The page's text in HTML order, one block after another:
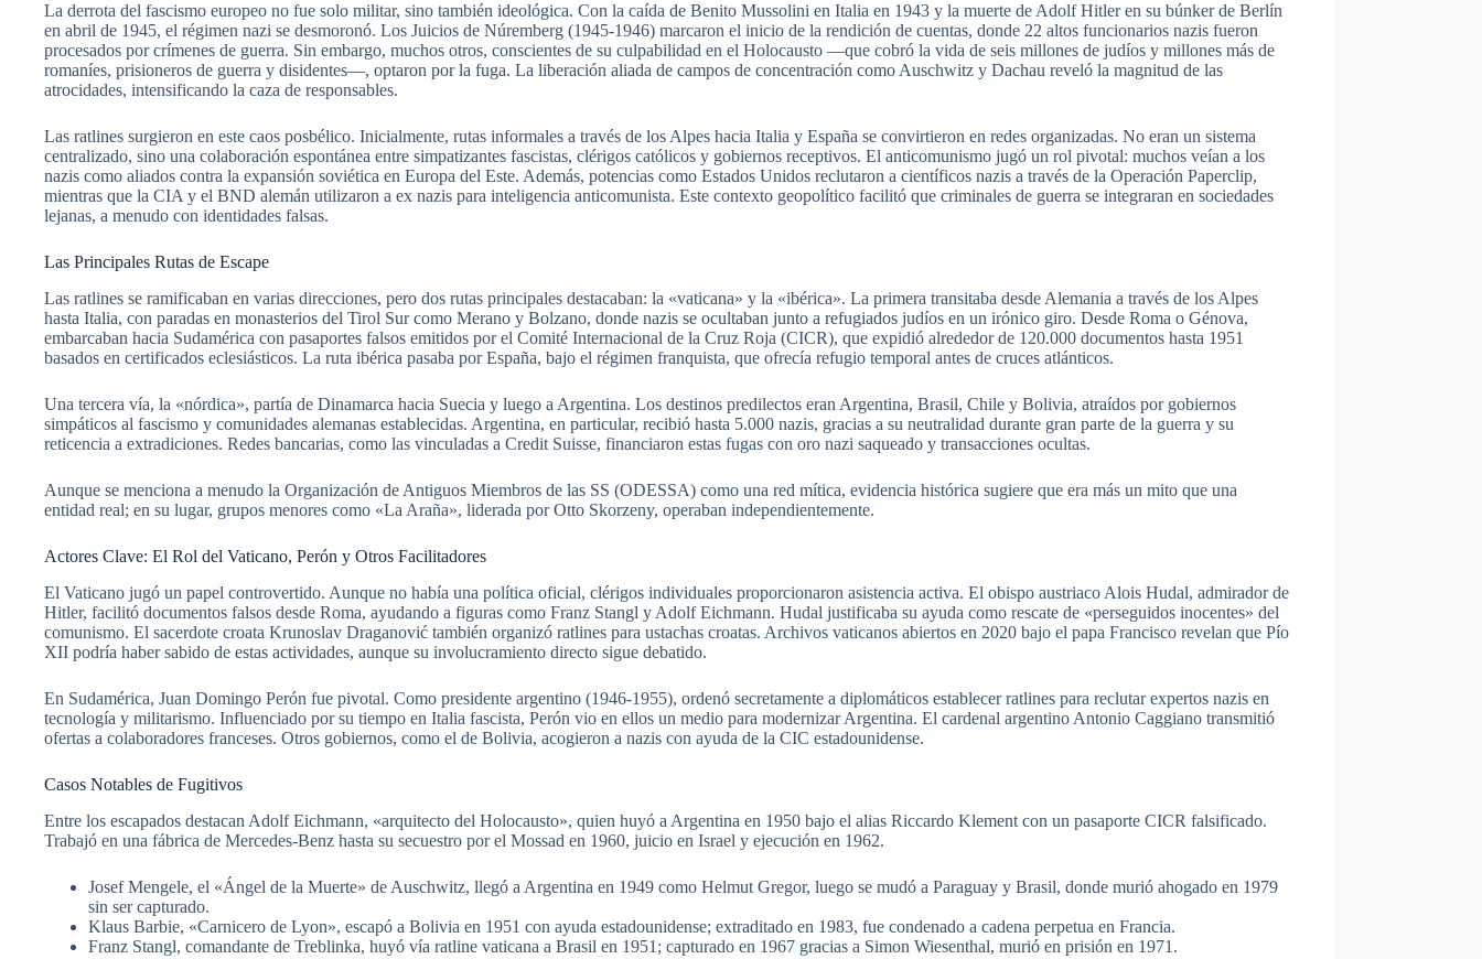
La derrota del fascismo europeo no fue solo militar, sino también ideológica. Con la caída de Benito Mussolini en Italia en 1943 y la muerte de Adolf Hitler en su búnker de Berlín
en abril de 1945, el régimen nazi se desmoronó. Los Juicios de Núremberg (1945-1946) marcaron el inicio de la rendición de cuentas, donde 22 altos funcionarios nazis fueron
procesados por crímenes de guerra. Sin embargo, muchos otros, conscientes de su culpabilidad en el Holocausto —que cobró la vida de seis millones de judíos y millones más de
romaníes, prisioneros de guerra y disidentes—, optaron por la fuga. La liberación aliada de campos de concentración como Auschwitz y Dachau reveló la magnitud de las
atrocidades, intensificando la caza de responsables.
Las ratlines surgieron en este caos posbélico. Inicialmente, rutas informales a través de los Alpes hacia Italia y España se convirtieron en redes organizadas. No eran un sistema
centralizado, sino una colaboración espontánea entre simpatizantes fascistas, clérigos católicos y gobiernos receptivos. El anticomunismo jugó un rol pivotal: muchos veían a los
nazis como aliados contra la expansión soviética en Europa del Este. Además, potencias como Estados Unidos reclutaron a científicos nazis a través de la Operación Paperclip,
mientras que la CIA y el BND alemán utilizaron a ex nazis para inteligencia anticomunista. Este contexto geopolítico facilitó que criminales de guerra se integraran en sociedades
lejanas, a menudo con identidades falsas.
Las Principales Rutas de Escape
Las ratlines se ramificaban en varias direcciones, pero dos rutas principales destacaban: la «vaticana» y la «ibérica». La primera transitaba desde Alemania a través de los Alpes
hasta Italia, con paradas en monasterios del Tirol Sur como Merano y Bolzano, donde nazis se ocultaban junto a refugiados judíos en un irónico giro. Desde Roma o Génova,
embarcaban hacia Sudamérica con pasaportes falsos emitidos por el Comité Internacional de la Cruz Roja (CICR), que expidió alrededor de 120.000 documentos hasta 1951
basados en certificados eclesiásticos. La ruta ibérica pasaba por España, bajo el régimen franquista, que ofrecía refugio temporal antes de cruces atlánticos.
Una tercera vía, la «nórdica», partía de Dinamarca hacia Suecia y luego a Argentina. Los destinos predilectos eran Argentina, Brasil, Chile y Bolivia, atraídos por gobiernos
simpáticos al fascismo y comunidades alemanas establecidas. Argentina, en particular, recibió hasta 5.000 nazis, gracias a su neutralidad durante gran parte de la guerra y su
reticencia a extradiciones. Redes bancarias, como las vinculadas a Credit Suisse, financiaron estas fugas con oro nazi saqueado y transacciones ocultas.
Aunque se menciona a menudo la Organización de Antiguos Miembros de las SS (ODESSA) como una red mítica, evidencia histórica sugiere que era más un mito que una
entidad real; en su lugar, grupos menores como «La Araña», liderada por Otto Skorzeny, operaban independientemente.
Actores Clave: El Rol del Vaticano, Perón y Otros Facilitadores
El Vaticano jugó un papel controvertido. Aunque no había una política oficial, clérigos individuales proporcionaron asistencia activa. El obispo austriaco Alois Hudal, admirador de
Hitler, facilitó documentos falsos desde Roma, ayudando a figuras como Franz Stangl y Adolf Eichmann. Hudal justificaba su ayuda como rescate de «perseguidos inocentes» del
comunismo. El sacerdote croata Krunoslav Draganović también organizó ratlines para ustachas croatas. Archivos vaticanos abiertos en 2020 bajo el papa Francisco revelan que Pío
XII podría haber sabido de estas actividades, aunque su involucramiento directo sigue debatido.
En Sudamérica, Juan Domingo Perón fue pivotal. Como presidente argentino (1946-1955), ordenó secretamente a diplomáticos establecer ratlines para reclutar expertos nazis en
tecnología y militarismo. Influenciado por su tiempo en Italia fascista, Perón vio en ellos un medio para modernizar Argentina. El cardenal argentino Antonio Caggiano transmitió
ofertas a colaboradores franceses. Otros gobiernos, como el de Bolivia, acogieron a nazis con ayuda de la CIC estadounidense.
Casos Notables de Fugitivos
Entre los escapados destacan Adolf Eichmann, «arquitecto del Holocausto», quien huyó a Argentina en 1950 bajo el alias Riccardo Klement con un pasaporte CICR falsificado.
Trabajó en una fábrica de Mercedes-Benz hasta su secuestro por el Mossad en 1960, juicio en Israel y ejecución en 1962.
Josef Mengele, el «Ángel de la Muerte» de Auschwitz, llegó a Argentina en 1949 como Helmut Gregor, luego se mudó a Paraguay y Brasil, donde murió ahogado en 1979
sin ser capturado.
Klaus Barbie, «Carnicero de Lyon», escapó a Bolivia en 1951 con ayuda estadounidense; extraditado en 1983, fue condenado a cadena perpetua en Francia.
Franz Stangl, comandante de Treblinka, huyó vía ratline vaticana a Brasil en 1951; capturado en 1967 gracias a Simon Wiesenthal, murió en prisión en 1971.